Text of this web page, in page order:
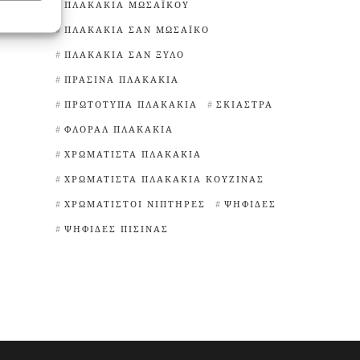
ΠΛΑΚΆΚΙΑ ΜΩΣΑΪΚΟΎ
ΠΛΑΚΆΚΙΑ ΣΑΝ ΜΩΣΑΪΚΌ
ΠΛΑΚΆΚΙΑ ΣΑΝ ΞΎΛΟ
ΠΡΆΣΙΝΑ ΠΛΑΚΆΚΙΑ
ΠΡΩΤΌΤΥΠΑ ΠΛΑΚΆΚΙΑ ΣΚΊΑΣΤΡΑ
ΦΛΟΡΆΛ ΠΛΑΚΆΚΙΑ
ΧΡΩΜΑΤΙΣΤΆ ΠΛΑΚΆΚΙΑ
ΧΡΩΜΑΤΙΣΤΆ ΠΛΑΚΆΚΙΑ ΚΟΥΖΊΝΑΣ
ΧΡΩΜΑΤΙΣΤΟΊ ΝΙΠΤΉΡΕΣ ΨΗΦΊΔΕΣ
ΨΗΦΊΔΕΣ ΠΙΣΊΝΑΣ